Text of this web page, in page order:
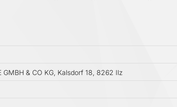
GMBH & CO KG, Kalsdorf 18, 8262 Ilz